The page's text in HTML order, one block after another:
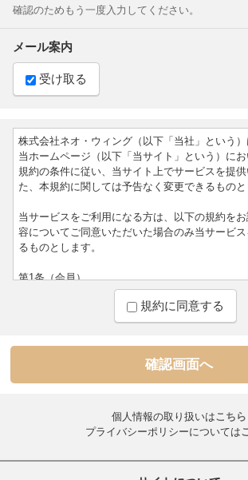
確認のためもう一度入力してください。
メール案内
受け取る
株式会社ネオ・ウィング（以下「当社」という
当ホームページ（以下「当サイト」という）に
規約の条件に従い、当サイト上でサービスを提
た、本規約に関しては予告なく変更できるものと
当サービスをご利用になる方は、以下の規約を
容についてご同意いただいた場合のみ当サービ
るものとします。
第1条（会員）
1.当サイトは小売店様用の商品仕入れサイトです
頂いてから、ご利用規約に照らして弊社が審査の
パスワードを発行した法人もしくは個人事業主を
の旨を当社に通知し変更手続きを行うものとしま
3.会員は、会員に関する一切の権利について、
害の一切について当社は責任を負わないものとし
※海外への商品輸出には対応しておりません。海
規約に同意する
個人情報の取り扱いはこちら
プライバシーポリシーについては